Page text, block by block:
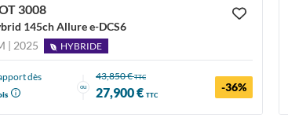
3008
145ch Allure e-DCS6
| 2025
HYBRIDE
dès
ou
43,850 €TTC
27,900 € TTC
-36%